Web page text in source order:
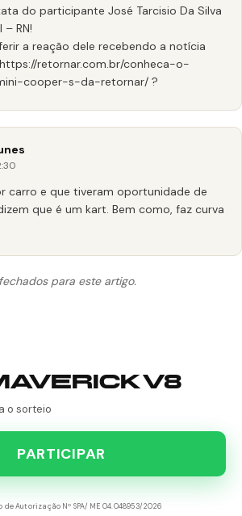
do participante José Tarcisio Da Silva
RN!
a reação dele recebendo a notícia
https://retornar.com.br/conheca-o-
cooper-s-da-retornar/ ?
carro e que tiveram oportunidade de
que é um kart. Bem como, faz curva
para este artigo.
V8
o sorteio
PARTICIPAR
Autorização Nº SPA/ME 04.048953/2026